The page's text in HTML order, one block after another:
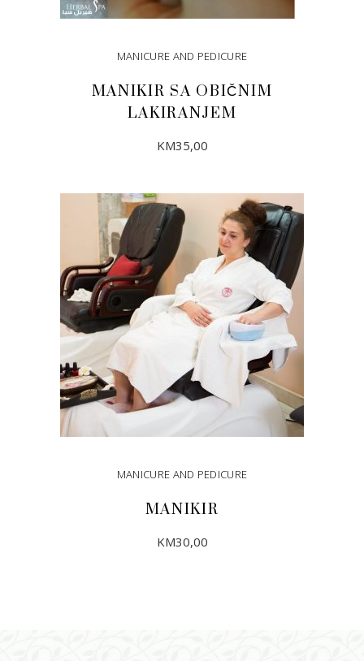
MANICURE AND PEDICURE
MANIKIR SA OBIČNIM
LAKIRANJEM
KM35,00
DODAJ U KORPU
MANICURE AND PEDICURE
MANIKIR
KM30,00